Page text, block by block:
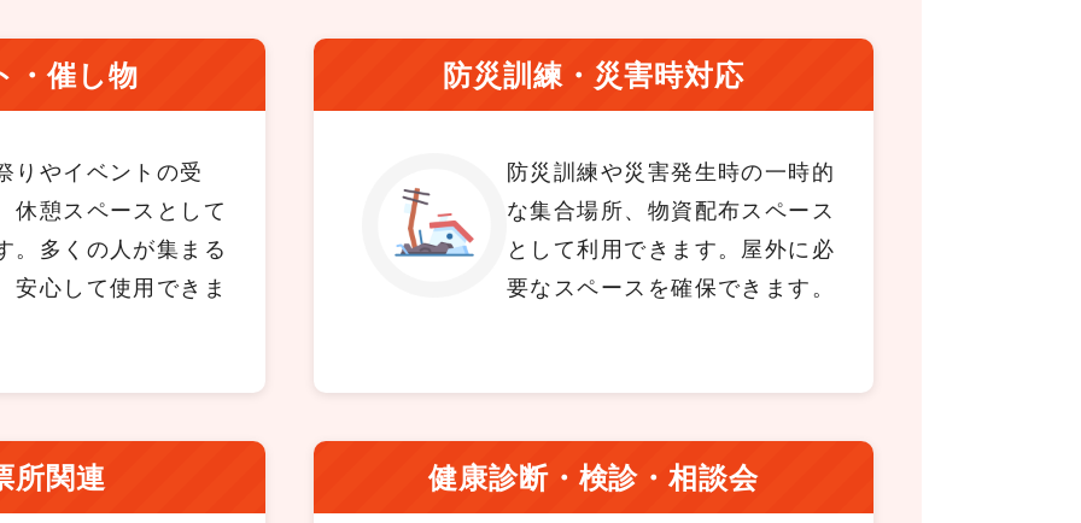
・催し物
りやイベントの受
休憩スペースとして
。多くの人が集まる
安心して使用できま
防災訓練・災害時対応
防災訓練や災害発生時の一時的
な集合場所、物資配布スペース
として利用できます。屋外に必
要なスペースを確保できます。
所関連 健康診断・検診・相談会